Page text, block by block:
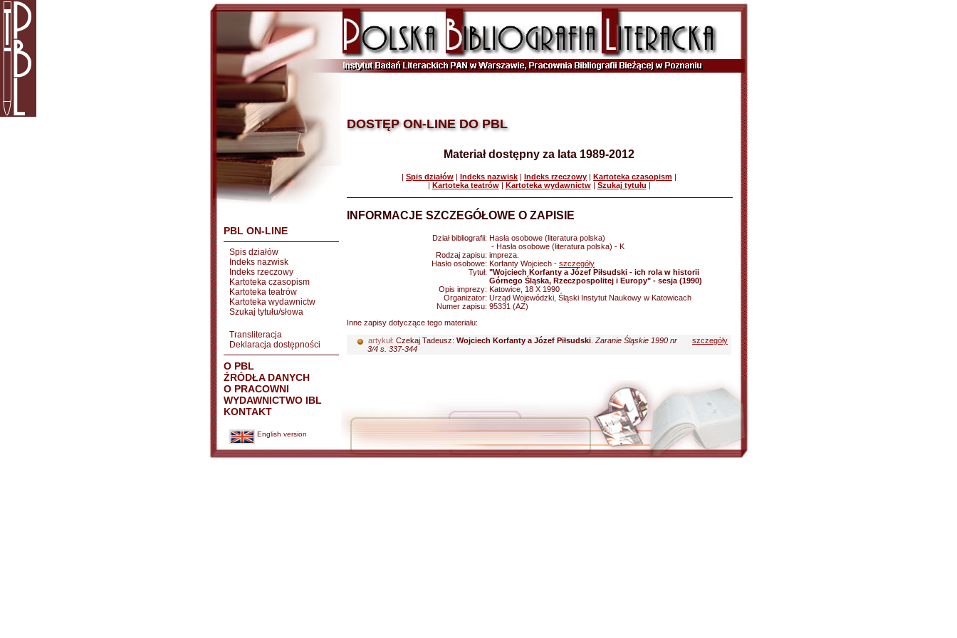
PBL ON-LINE
Spis działów
Indeks nazwisk
Indeks rzeczowy
Kartoteka czasopism
Kartoteka teatrów
Kartoteka wydawnictw
Szukaj tytułu/słowa
Transliteracja
Deklaracja dostępności
O PBL
ŹRÓDŁA DANYCH
O PRACOWNI
WYDAWNICTWO IBL
KONTAKT
English version
DOSTĘP ON-LINE DO PBL
Materiał dostępny za lata 1989-2012
| Spis działów | Indeks nazwisk | Indeks rzeczowy | Kartoteka czasopism |
| Kartoteka teatrów| Kartoteka wydawnictw| Szukaj tytułu |
INFORMACJE SZCZEGÓŁOWE O ZAPISIE
Dział bibliografii: Hasła osobowe (literatura polska)
- Hasła osobowe (literatura polska) - K
Rodzaj zapisu: impreza.
Hasło osobowe: Korfanty Wojciech - szczegóły
Tytuł: "Wojciech Korfanty a Józef Piłsudski - ich rola w historii
Górnego Śląska, Rzeczpospolitej i Europy" - sesja (1990)
Opis imprezy: Katowice, 18 X 1990
Organizator: Urząd Wojewódzki, Śląski Instytut Naukowy w Katowicach
Numer zapisu: 95331 (AZ)
Inne zapisy dotyczące tego materiału:
artykuł: Czekaj Tadeusz: Wojciech Korfanty a Józef Piłsudski Zaranie Śląskie 1990 nr
3/4 s. 337-344
szczegóły